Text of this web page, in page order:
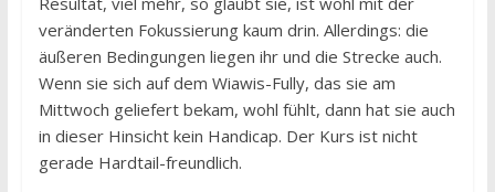
veränderten Fokussierung kaum drin. Allerdings: die
äußeren Bedingungen liegen ihr und die Strecke auch.
Wenn sie sich auf dem Wiawis-Fully, das sie am
Mittwoch geliefert bekam, wohl fühlt, dann hat sie auch
in dieser Hinsicht kein Handicap. Der Kurs ist nicht
gerade Hardtail-freundlich.